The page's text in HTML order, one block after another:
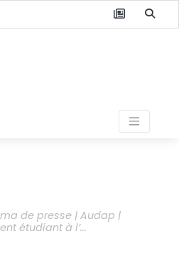
de presse | Audap |
étudiant à l’...